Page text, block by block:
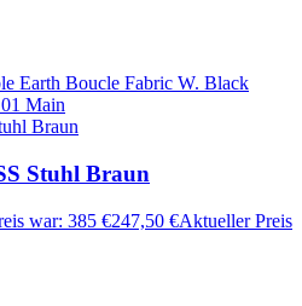
Braun
Stuhl Braun
war: 385 €247,50 €Aktueller Preis